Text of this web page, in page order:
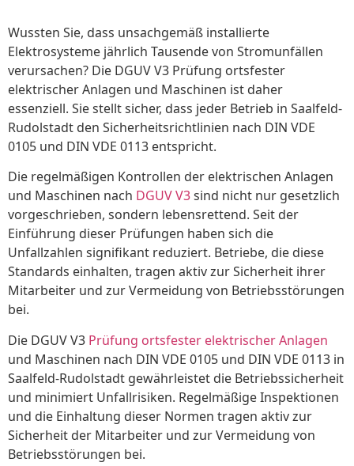
Wussten Sie, dass unsachgemäß installierte
Elektrosysteme jährlich Tausende von Stromunfällen
verursachen? Die DGUV V3 Prüfung ortsfester
elektrischer Anlagen und Maschinen ist daher
essenziell. Sie stellt sicher, dass jeder Betrieb in Saalfeld-
Rudolstadt den Sicherheitsrichtlinien nach DIN VDE
0105 und DIN VDE 0113 entspricht.
Die regelmäßigen Kontrollen der elektrischen Anlagen
und Maschinen nach DGUV V3sind nicht nur gesetzlich
vorgeschrieben, sondern lebensrettend. Seit der
Einführung dieser Prüfungen haben sich die
Unfallzahlen signifikant reduziert. Betriebe, die diese
Standards einhalten, tragen aktiv zur Sicherheit ihrer
Mitarbeiter und zur Vermeidung von Betriebsstörungen
bei.
Die DGUV V3 Prüfung ortsfester elektrischer Anlagen
und Maschinen nach DIN VDE 0105 und DIN VDE 0113 in
Saalfeld-Rudolstadt gewährleistet die Betriebssicherheit
und minimiert Unfallrisiken. Regelmäßige Inspektionen
und die Einhaltung dieser Normen tragen aktiv zur
Sicherheit der Mitarbeiter und zur Vermeidung von
Betriebsstörungen bei.